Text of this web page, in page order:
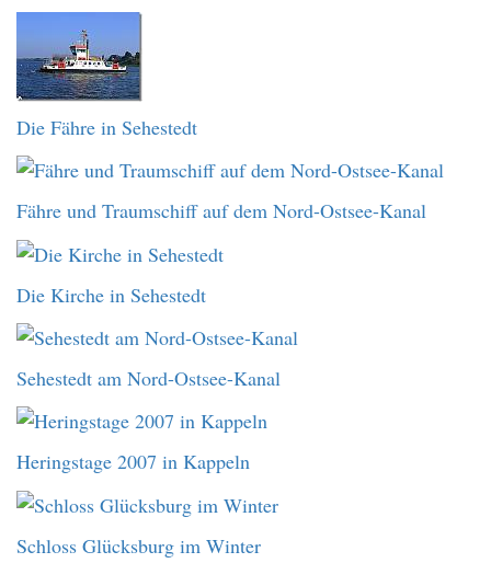
Die Fähre in Sehestedt
Fähre und Traumschiff auf dem Nord-Ostsee-Kanal
Die Kirche in Sehestedt
Sehestedt am Nord-Ostsee-Kanal
Heringstage 2007 in Kappeln
Schloss Glücksburg im Winter